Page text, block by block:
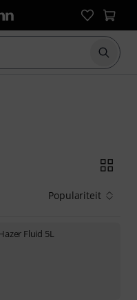
Zoek
Populariteit
Fluid 5L